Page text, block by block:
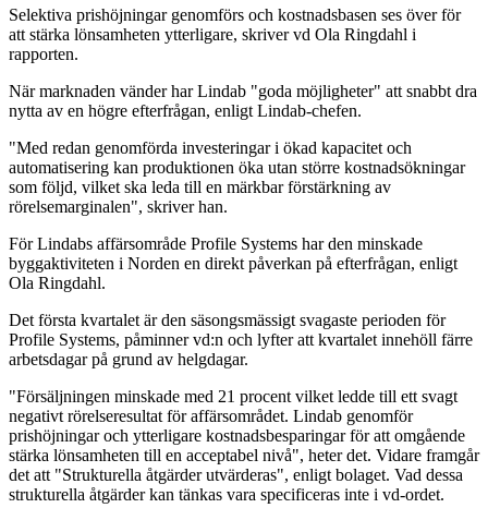
Selektiva prishöjningar genomförs och kostnadsbasen ses över för
att stärka lönsamheten ytterligare, skriver vd Ola Ringdahl i
rapporten.
När marknaden vänder har Lindab "goda möjligheter" att snabbt dra
nytta av en högre efterfrågan, enligt Lindab-chefen.
"Med redan genomförda investeringar i ökad kapacitet och
automatisering kan produktionen öka utan större kostnadsökningar
som följd, vilket ska leda till en märkbar förstärkning av
rörelsemarginalen", skriver han.
För Lindabs affärsområde Profile Systems har den minskade
byggaktiviteten i Norden en direkt påverkan på efterfrågan, enligt
Ola Ringdahl.
Det första kvartalet är den säsongsmässigt svagaste perioden för
Profile Systems, påminner vd:n och lyfter att kvartalet innehöll färre
arbetsdagar på grund av helgdagar.
"Försäljningen minskade med 21 procent vilket ledde till ett svagt
negativt rörelseresultat för affärsområdet. Lindab genomför
prishöjningar och ytterligare kostnadsbesparingar för att omgående
stärka lönsamheten till en acceptabel nivå", heter det. Vidare framgår
det att "Strukturella åtgärder utvärderas", enligt bolaget. Vad dessa
strukturella åtgärder kan tänkas vara specificeras inte i vd-ordet.